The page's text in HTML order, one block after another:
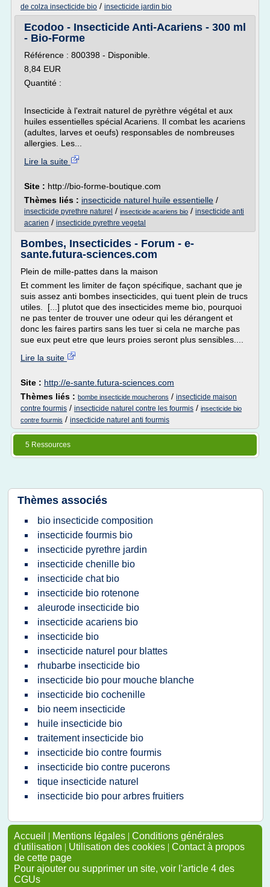
de colza insecticide bio / insecticide jardin bio
Ecodoo - Insecticide Anti-Acariens - 300 ml
- Bio-Forme
Référence : 800398 - Disponible.
8,84 EUR
Quantité :
Insecticide à l'extrait naturel de pyrèthre végétal et aux
huiles essentielles spécial Acariens. Il combat les acariens
(adultes, larves et oeufs) responsables de nombreuses
allergies. Les...
Lire la suite
Site : http://bio-forme-boutique.com
Thèmes liés : insecticide naturel huile essentielle /
insecticide pyrethre naturel / insecticide acariens bio / insecticide anti
acarien / insecticide pyrethre vegetal
Bombes, Insecticides - Forum - e-
sante.futura-sciences.com
Plein de mille-pattes dans la maison
Et comment les limiter de façon spécifique, sachant que je
suis assez anti bombes insecticides, qui tuent plein de trucs
utiles. [...] plutot que des insecticides meme bio, pourquoi
ne pas tenter de trouver une odeur qui les dérangent et
donc les faires partirs sans les tuer si cela ne marche pas
sue eux peut etre que leurs proies seront plus sensibles....
Lire la suite
Site : http://e-sante.futura-sciences.com
Thèmes liés : bombe insecticide moucherons / insecticide maison
contre fourmis / insecticide naturel contre les fourmis / insecticide bio
contre fourmis / insecticide naturel anti fourmis
5 Ressources
Thèmes associés
bio insecticide composition
insecticide fourmis bio
insecticide pyrethre jardin
insecticide chenille bio
insecticide chat bio
insecticide bio rotenone
aleurode insecticide bio
insecticide acariens bio
insecticide bio
insecticide naturel pour blattes
rhubarbe insecticide bio
insecticide bio pour mouche blanche
insecticide bio cochenille
bio neem insecticide
huile insecticide bio
traitement insecticide bio
insecticide bio contre fourmis
insecticide bio contre pucerons
tique insecticide naturel
insecticide bio pour arbres fruitiers
Accueil | Mentions légales | Conditions générales
d'utilisation | Utilisation des cookies | Contact à propos
de cette page
Pour ajouter ou supprimer un site, voir l'article 4 des
CGUs